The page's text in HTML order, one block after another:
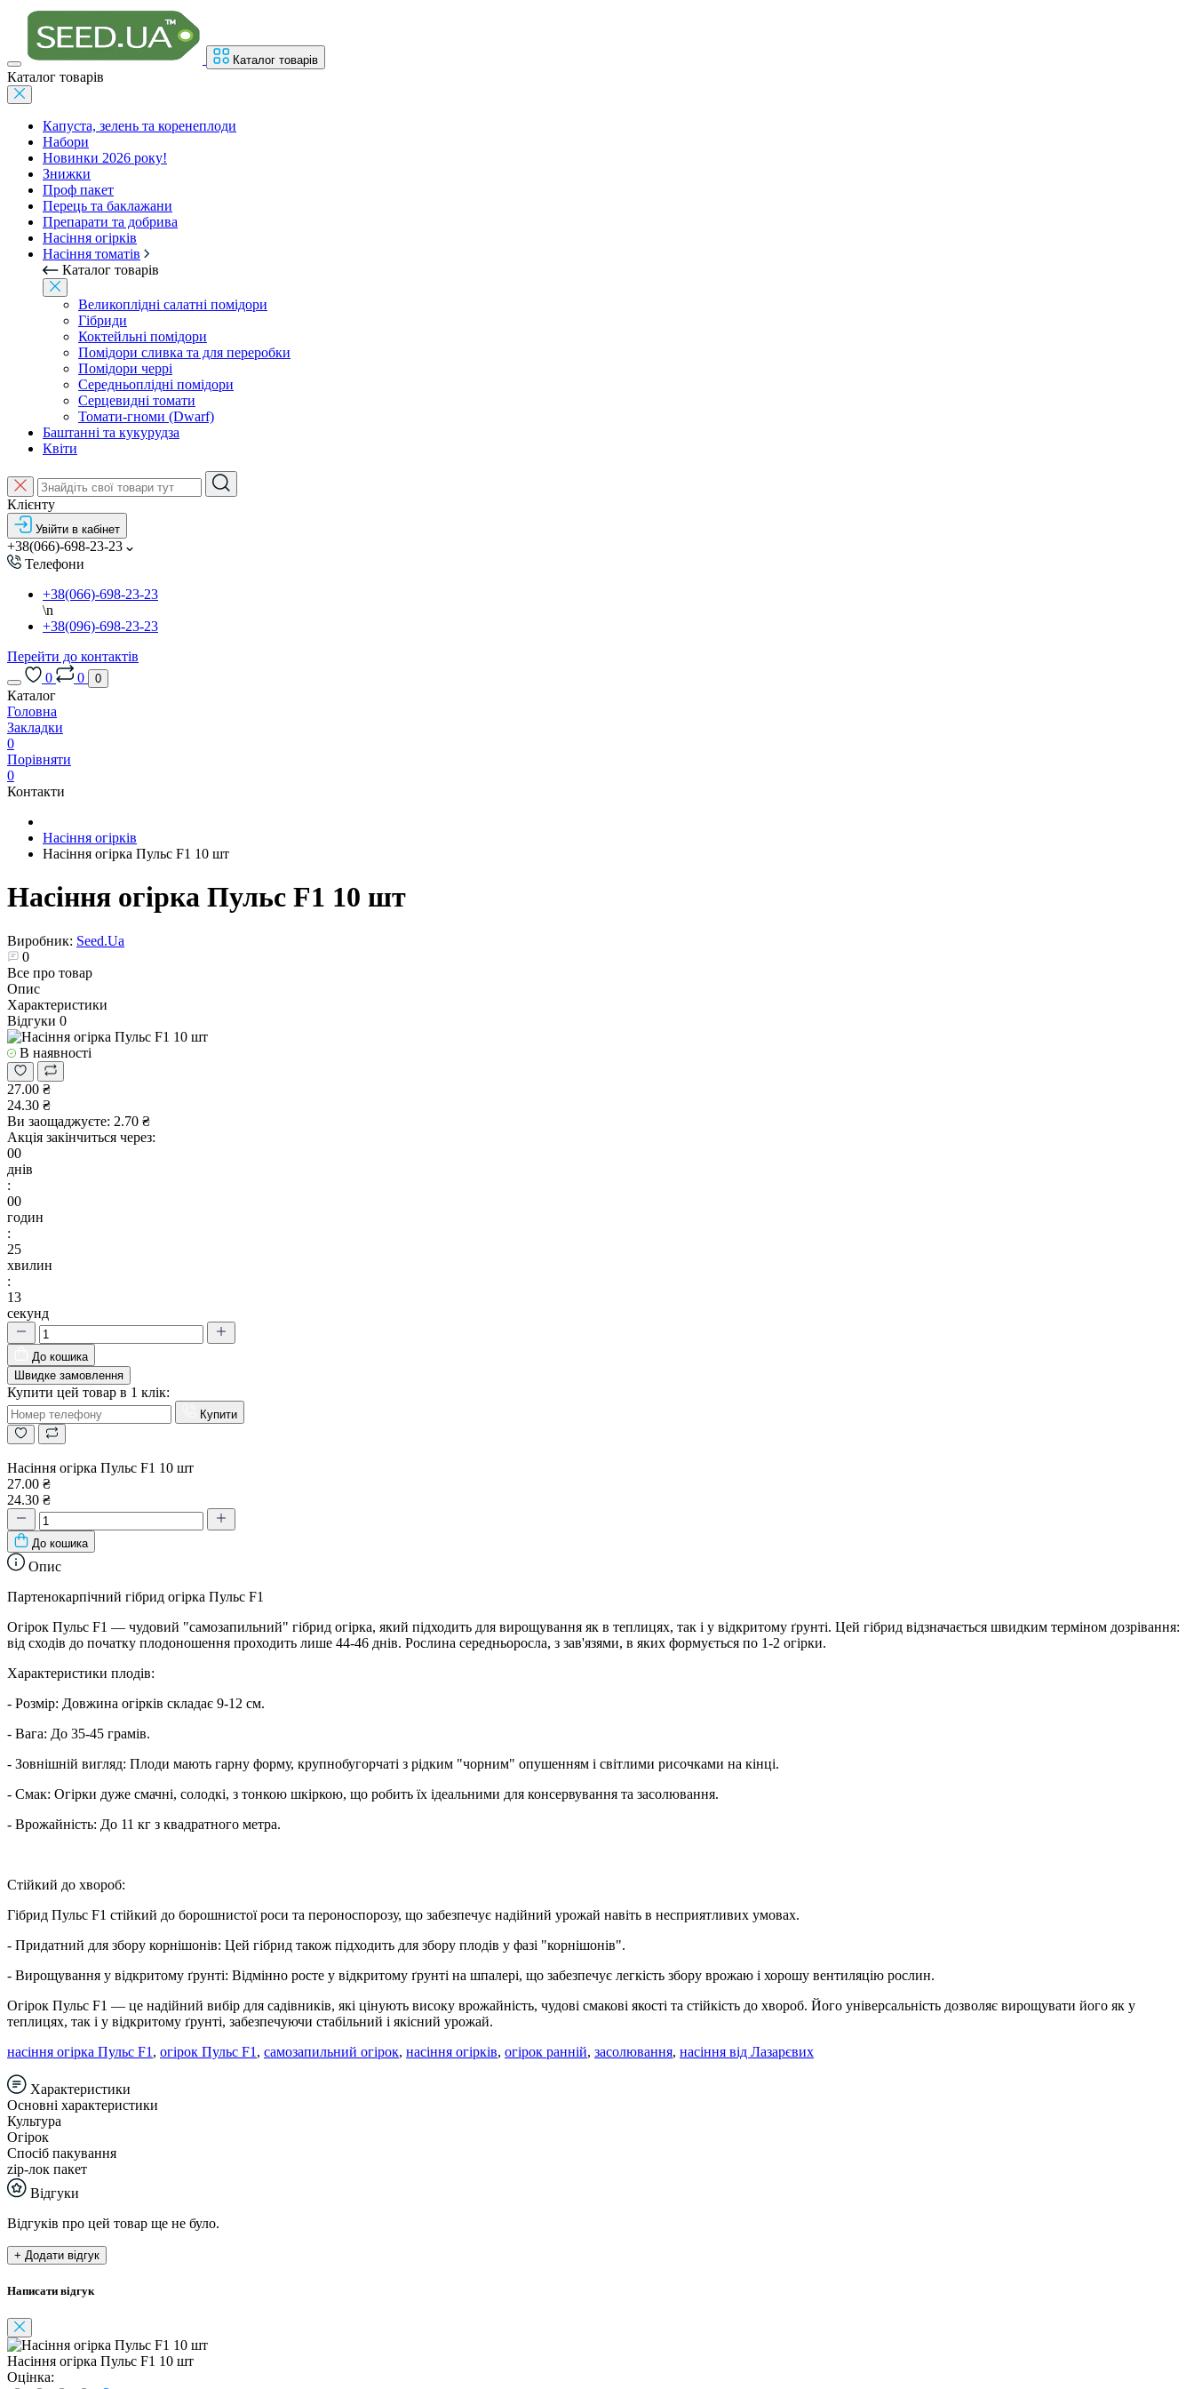
Каталог товарів
Каталог товарів
Капуста, зелень та коренеплоди
Набори
Новинки 2026 року!
Знижки
Проф пакет
Перець та баклажани
Препарати та добрива
Насіння огірків
Насіння томатів
Каталог товарів
Великоплідні салатні помідори
Гібриди
Коктейльні помідори
Помідори сливка та для переробки
Помідори черрі
Середньоплідні помідори
Серцевидні томати
Томати-гноми (Dwarf)
Баштанні та кукурудза
Квіти
Клієнту
Увійти в кабінет
+38(066)-698-23-23
Телефони
+38(066)-698-23-23
\n
+38(096)-698-23-23
Перейти до контактів
0
0 0
Каталог
Головна
Закладки
0
Порівняти
0
Контакти
Насіння огірків
Насіння огірка Пульс F1 10 шт
Насіння огірка Пульс F1 10 шт
Виробник: Seed.Ua
0
Все про товар
Опис
Характеристики
Відгуки 0
В наявності
27.00 ₴
24.30 ₴
Ви заощаджуєте: 2.70 ₴
Акція закінчиться через:
00
днів
:
00
годин
:
25
хвилин
:
12
секунд
До кошика
Швидке замовлення
Купити цей товар в 1 клік:
Купити
Насіння огірка Пульс F1 10 шт
27.00 ₴
24.30 ₴
До кошика
Опис
Партенокарпічний гібрид огірка Пульс F1
Огірок Пульс F1 — чудовий "самозапильний" гібрид огірка, який підходить для вирощування як в теплицях, так і у відкритому ґрунті. Цей гібрид відзначається швидким терміном дозрівання:
від сходів до початку плодоношення проходить лише 44-46 днів. Рослина середньоросла, з зав'язями, в яких формується по 1-2 огірки.
Характеристики плодів:
- Розмір: Довжина огірків складає 9-12 см.
- Вага: До 35-45 грамів.
- Зовнішній вигляд: Плоди мають гарну форму, крупнобугорчаті з рідким "чорним" опушенням і світлими рисочками на кінці.
- Смак: Огірки дуже смачні, солодкі, з тонкою шкіркою, що робить їх ідеальними для консервування та засолювання.
- Врожайність: До 11 кг з квадратного метра.
Стійкий до хвороб:
Гібрид Пульс F1 стійкий до борошнистої роси та пероноспорозу, що забезпечує надійний урожай навіть в несприятливих умовах.
- Придатний для збору корнішонів: Цей гібрид також підходить для збору плодів у фазі "корнішонів".
- Вирощування у відкритому ґрунті: Відмінно росте у відкритому ґрунті на шпалері, що забезпечує легкість збору врожаю і хорошу вентиляцію рослин.
Огірок Пульс F1 — це надійний вибір для садівників, які цінують високу врожайність, чудові смакові якості та стійкість до хвороб. Його універсальність дозволяє вирощувати його як у
теплицях, так і у відкритому ґрунті, забезпечуючи стабільний і якісний урожай.
насіння огірка Пульс F1 , огірок Пульс F1 , самозапильний огірок, насіння огірків, огірок ранній, засолювання, насіння від Лазарєвих
Характеристики
Основні характеристики
Культура
Огірок
Спосіб пакування
zip-лок пакет
Відгуки
Відгуків про цей товар ще не було.
+ Додати відгук
Написати відгук
Насіння огірка Пульс F1 10 шт
Оцінка: